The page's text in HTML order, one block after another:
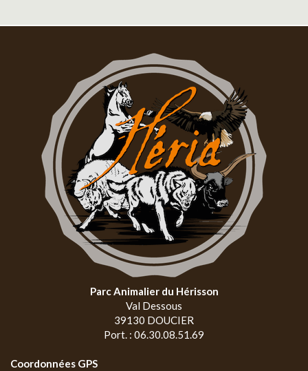
Parc Animalier du Hérisson
Val Dessous
39130 DOUCIER
Port. : 06.30.08.51.69
Coordonnées GPS